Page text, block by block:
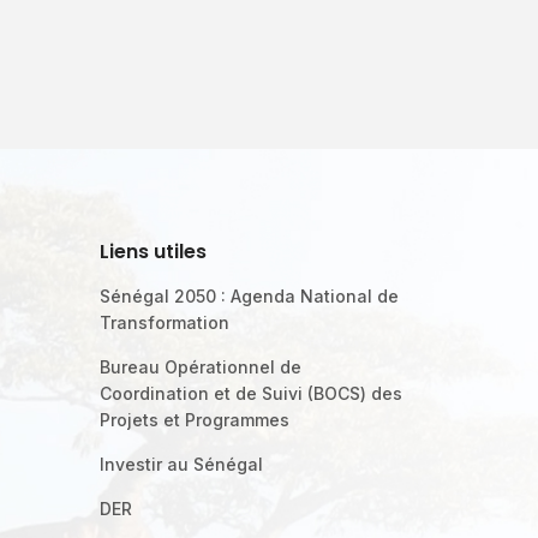
Liens utiles
Sénégal 2050 : Agenda National de
Transformation
Bureau Opérationnel de
Coordination et de Suivi (BOCS) des
Projets et Programmes
Investir au Sénégal
DER